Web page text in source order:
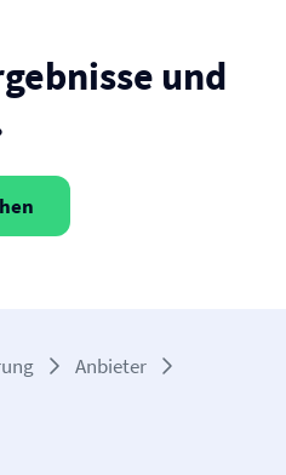
und
Anbieter